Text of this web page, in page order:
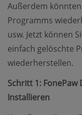
Außerdem
Programms
usw. Jetzt können
einfach gelöschte
wiederherstellen.
Schritt 1:
Installieren